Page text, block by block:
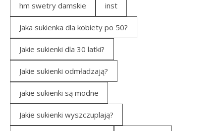
hm swetry damskie inst
Jaka sukienka dla kobiety po 50?
Jakie sukienki dla 30 latki?
Jakie sukienki odmładzają?
jakie sukienki są modne
Jakie sukienki wyszczuplają?